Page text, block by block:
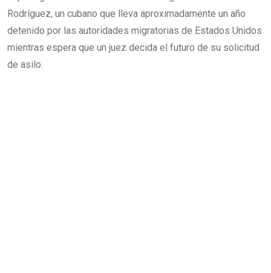
Rodríguez, un cubano que lleva aproximadamente un año
detenido por las autoridades migratorias de Estados Unidos
mientras espera que un juez decida el futuro de su solicitud
de asilo.